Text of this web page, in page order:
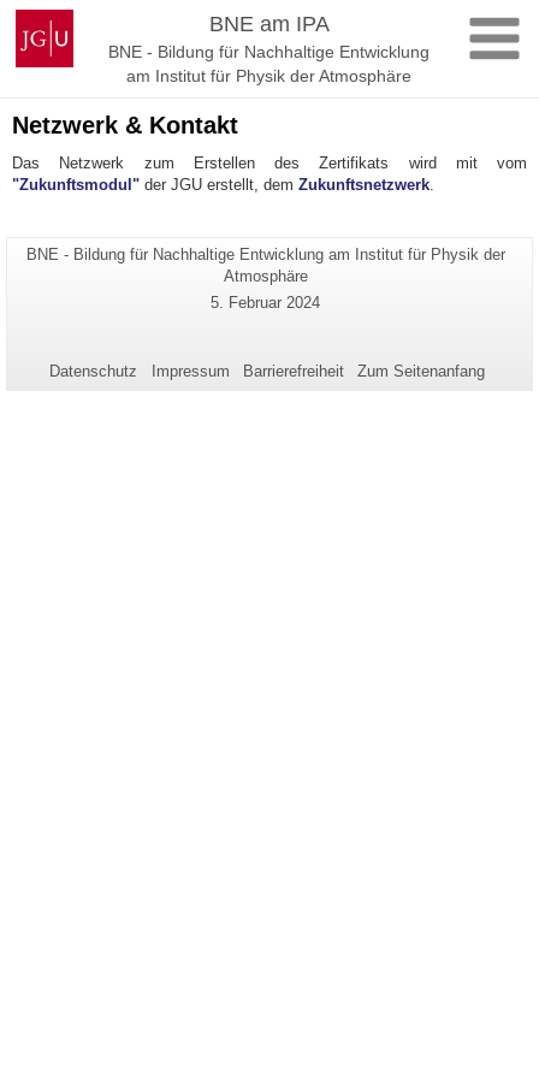
Zum
Inhalt
springen
Johannes
Gutenberg-
Universität
BNE am IPA
BNE - Bildung für Nachhaltige Entwicklung
am Institut für Physik der Atmosphäre
Netzwerk & Kontakt
Das Netzwerk zum Erstellen des Zertifikats wird mit vom
"Zukunftsmodul" der JGU erstellt, dem Zukunftsnetzwerk
Zusätzliche
Informationen
zu
Seite
Seiten-
BNE - Bildung für Nachhaltige Entwicklung am Institut für Physik der
Atmosphäre
Letzte
5. Februar 2024
Datenschutz Impressum Barrierefreiheit Zum Seitenanfang